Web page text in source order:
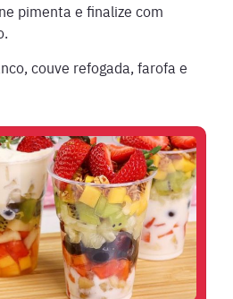
pimenta e finalize com
couve refogada, farofa e